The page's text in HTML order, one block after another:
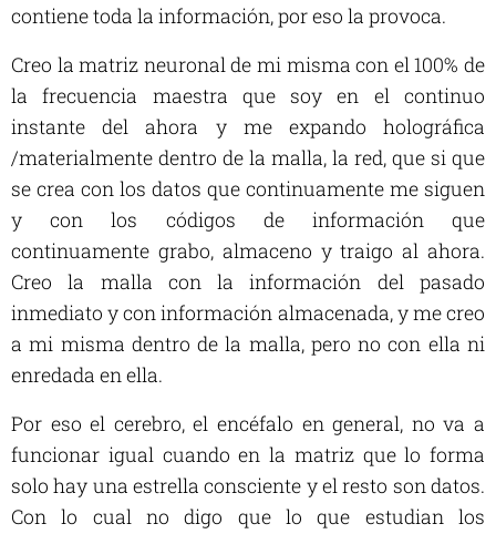
contiene toda la información, por eso la provoca.
Creo la matriz neuronal de mi misma con el 100% de
la frecuencia maestra que soy en el continuo
instante del ahora y me expando holográfica
/materialmente dentro de la malla, la red, que si que
se crea con los datos que continuamente me siguen
y con los códigos de información que
continuamente grabo, almaceno y traigo al ahora.
Creo la malla con la información del pasado
inmediato y con información almacenada, y me creo
a mi misma dentro de la malla, pero no con ella ni
enredada en ella.
Por eso el cerebro, el encéfalo en general, no va a
funcionar igual cuando en la matriz que lo forma
solo hay una estrella consciente y el resto son datos.
Con lo cual no digo que lo que estudian los